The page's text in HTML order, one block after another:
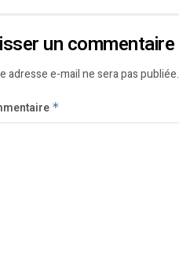
un commentaire
adresse e-mail ne sera pas publiée.
*